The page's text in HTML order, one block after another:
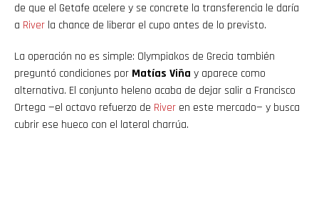
de que el Getafe acelere y se concrete la transferencia le daría
a River la chance de liberar el cupo antes de lo previsto.
La operación no es simple: Olympiakos de Grecia también
preguntó condiciones por Matías Viña y aparece como
alternativa. El conjunto heleno acaba de dejar salir a Francisco
Ortega —el octavo refuerzo de River en este mercado— y busca
cubrir ese hueco con el lateral charrúa.